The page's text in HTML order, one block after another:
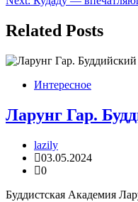
по
записям
Related Posts
Интересное
Ларунг Гар.
lazily
03.05.2024
0
Буддистская Академия